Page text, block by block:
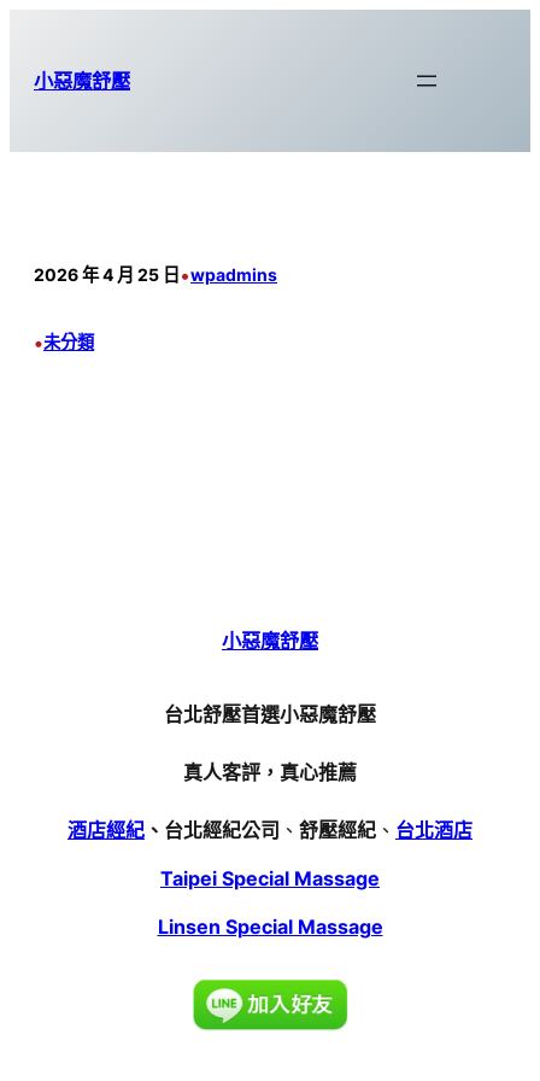
小惡魔舒壓
2026 年 4 月 25 日 •wpadmins
•未分類
小惡魔舒壓
台北舒壓首選小惡魔舒壓
真人客評，真心推薦
酒店經紀 、台北經紀公司 、 舒壓經紀 、 台北酒店
Taipei Special Massage
Linsen Special Massage